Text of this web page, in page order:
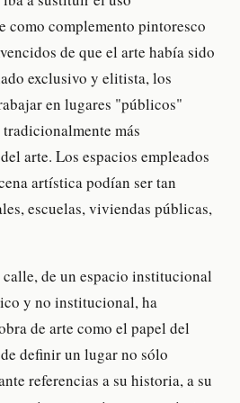
como complemento pintoresco
de que el arte había sido
exclusivo y elitista, los
en lugares "públicos"
más
arte. Los espacios empleados
artística podían ser tan
escuelas, viviendas públicas,
calle, de un espacio institucional
y no institucional, ha
de arte como el papel del
definir un lugar no sólo
referencias a su historia, a su